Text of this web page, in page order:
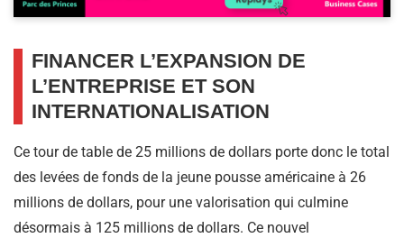
FINANCER L’EXPANSION DE
L’ENTREPRISE ET SON
INTERNATIONALISATION
Ce tour de table de 25 millions de dollars porte donc le total
des levées de fonds de la jeune pousse américaine à 26
millions de dollars, pour une valorisation qui culmine
désormais à 125 millions de dollars. Ce nouvel